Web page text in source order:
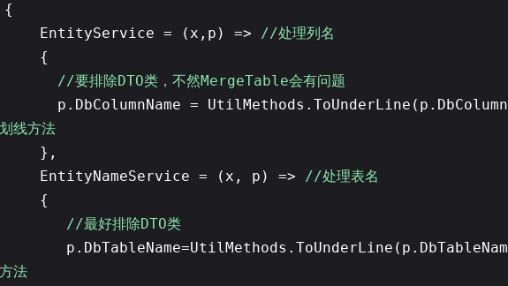
{
EntityService = (x,p) => //处理列名
{
//要排除DTO类，不然MergeTable会有问题
p.DbColumnName =
线方法
},
EntityNameService = (x, p) => //处理表名
{
//最好排除DTO类
法